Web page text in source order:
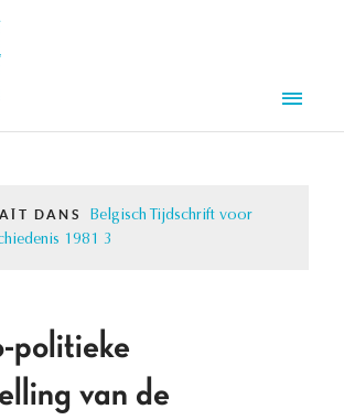
DANS
Belgisch Tijdschrift voor
1981 3
politieke
van de